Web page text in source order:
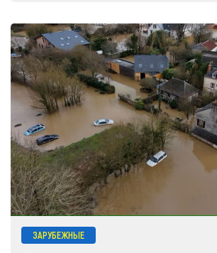
ЗАРУБЕЖНЫЕ